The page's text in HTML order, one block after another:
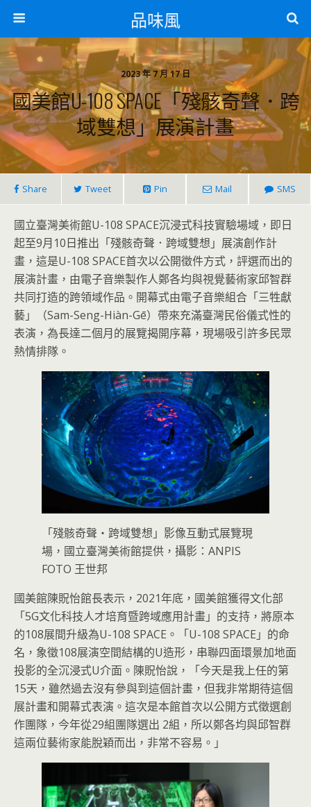
品味風
2023 年 7 月 17 日
國美館U-108 SPACE「殘骸奇聲．跨
域雙想」展演計畫
Share Tweet Pin Mail SMS
國立臺灣美術館U-108 SPACE沉浸式科技實驗場域，即日
起至9月10日推出「殘骸奇聲．跨域雙想」展演創作計
畫，這是U-108 SPACE首次以公開徵件方式，評選而出的
展演計畫，由電子音樂製作人鄭各均與視覺藝術家邱智群
共同打造的跨領域作品。開幕式由電子音樂組合「三牲獻
藝」（Sam-Seng-Hiàn-Gē）帶來充滿臺灣民俗儀式性的
表演，為長達二個月的展覽揭開序幕，現場吸引許多民眾
熱情排隊。
「殘骸奇聲・跨域雙想」影像互動式展覽現
場，國立臺灣美術館提供，攝影：ANPIS
FOTO 王世邦
國美館陳貺怡館長表示，2021年底，國美館獲得文化部
「5G文化科技人才培育暨跨域應用計畫」的支持，將原本
的108展間升級為U-108 SPACE。「U-108 SPACE」的命
名，象徵108展演空間結構的U造形，串聯四面環景加地面
投影的全沉浸式U介面。陳貺怡說，「今天是我上任的第
15天，雖然過去沒有參與到這個計畫，但我非常期待這個
展計畫和開幕式表演。這次是本館首次以公開方式徵選創
作團隊，今年從29組團隊選出 2組，所以鄭各均與邱智群
這兩位藝術家能脫穎而出，非常不容易。」